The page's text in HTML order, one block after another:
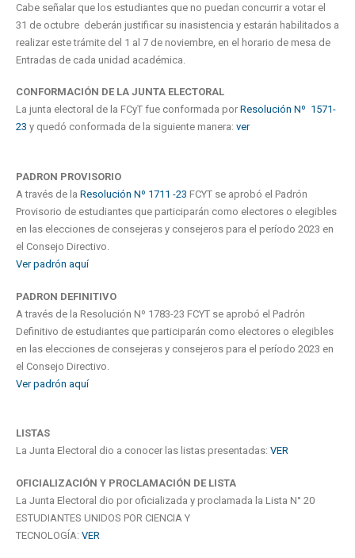
Cabe señalar que los estudiantes que no puedan concurrir a votar el
31 de octubre deberán justificar su inasistencia y estarán habilitados a
realizar este trámite del 1 al 7 de noviembre, en el horario de mesa de
Entradas de cada unidad académica.
CONFORMACIÓN DE LA JUNTA ELECTORAL
La junta electoral de la FCyT fue conformada por Resolución Nº 1571-
23 y quedó conformada de la siguiente manera: ver
PADRON PROVISORIO
A través de la Resolución Nº 1711 -23 FCYT se aprobó el Padrón
Provisorio de estudiantes que participarán como electores o elegibles
en las elecciones de consejeras y consejeros para el período 2023 en
el Consejo Directivo.
Ver padrón aquí
PADRON DEFINITIVO
A través de la Resolución Nº 1783-23 FCYT se aprobó el Padrón
Definitivo de estudiantes que participarán como electores o elegibles
en las elecciones de consejeras y consejeros para el período 2023 en
el Consejo Directivo.
Ver padrón aquí
LISTAS
La Junta Electoral dio a conocer las listas presentadas: VER
OFICIALIZACIÓN Y PROCLAMACIÓN DE LISTA
La Junta Electoral dio por oficializada y proclamada la Lista N° 20
ESTUDIANTES UNIDOS POR CIENCIA Y
TECNOLOGÍA: VER